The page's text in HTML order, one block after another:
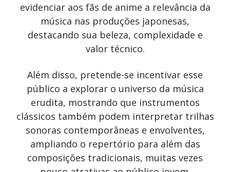
evidenciar aos fãs de anime a relevância da
música nas produções japonesas,
destacando sua beleza, complexidade e
valor técnico.
Além disso, pretende-se incentivar esse
público a explorar o universo da música
erudita, mostrando que instrumentos
clássicos também podem interpretar trilhas
sonoras contemporâneas e envolventes,
ampliando o repertório para além das
composições tradicionais, muitas vezes